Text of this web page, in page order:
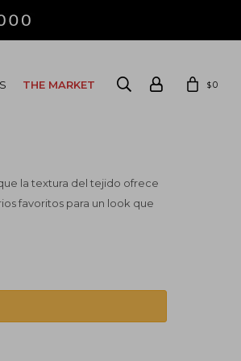
THE MARKET $0
la textura del tejido ofrece
favoritos para un look que